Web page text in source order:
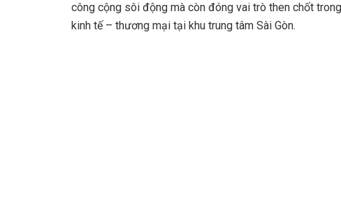
công cộng sôi động mà còn đóng vai trò then chốt
kinh tế – thương mại tại khu trung tâm Sài Gòn.